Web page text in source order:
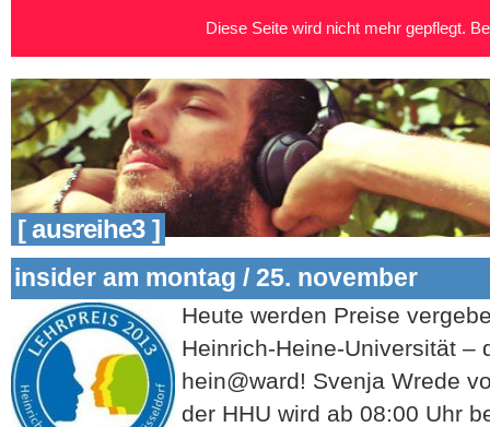
[ ausreihe3 ]
insider am montag / 25. november
Heute werden Preise
Heinrich-Heine-Universität –
hein@ward! Svenja Wrede
der HHU wird ab 08:00 Uhr
Diese Seite wird nicht mehr gepflegt.